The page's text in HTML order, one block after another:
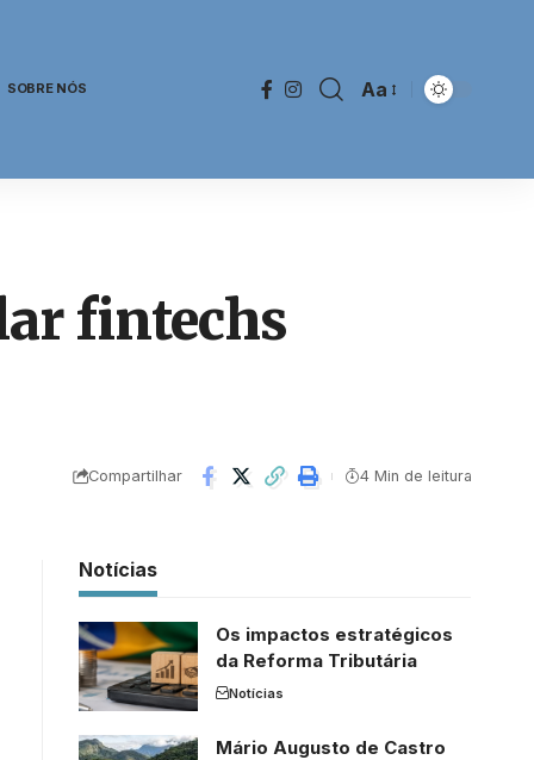
SOBRE NÓS Aa
fintechs
Compartilhar 4 Min de leitura
Notícias
Os impactos estratégicos
da Reforma Tributária
Notícias
Mário Augusto de Castro